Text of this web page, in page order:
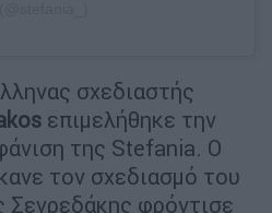
σχεδιαστής
επιμελήθηκε την
της Stefania. Ο
τον σχεδιασμό του
Σεγρεδάκης φρόντισε